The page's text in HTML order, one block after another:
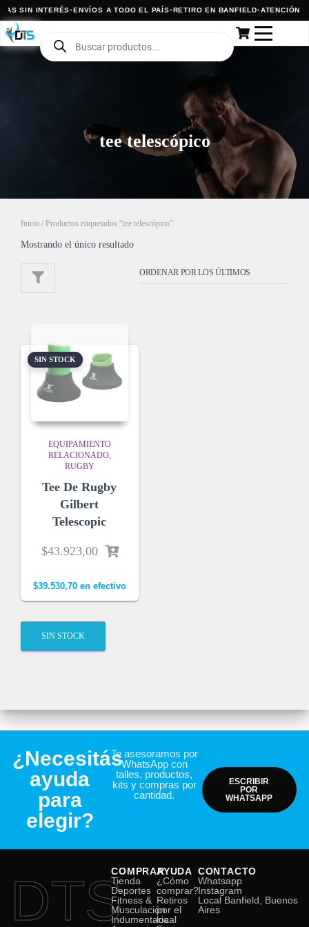
SIN INTERÉS•ENVÍOS A TODO EL PAÍS•RETIRO EN BANFIELD•ATENCIÓN
tee telescópico
Inicio / Productos etiquetados “tee telescópico”
Mostrando el único resultado
SIN STOCK
EQUIPAMIENTO
RELACIONADO
RUGBY
Tee De Rugby
Gilbert
Telescopic
$43.923,00
$39.530,70en efectivo
SIN STOCK
¿Necesitás
ayuda
para
elegir?
Te asesoramos por
WhatsApp con
talles, productos,
kits y compras por
cantidad.
ESCRIBIR
POR
WHATSAPP
DTSCOMPRAR
Tienda
Deportes
Fitness &
Musculación
Indumentaria
AYUDA
¿Cómo
comprar?
Retiros
por el
local
CONTACTO
Whatsapp
Instagram
Local Banfield, Buenos
Aires